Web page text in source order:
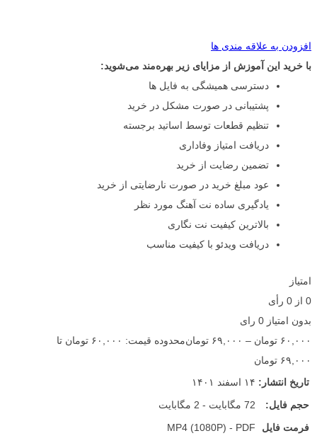
افزودن به علاقه مندی ها
با خرید این آموزش از مزایای زیر بهره‌مند می‌شوید:
دسترسی همیشگی به فایل ها
پشتیبانی در صورت مشکل در خرید
تنظیم قطعات توسط اساتید برجسته
دریافت امتیاز وفاداری
تضمین رضایت از خرید
عود مبلغ خرید در صورت نارضایتی از خرید
یادگیری ساده نت آهنگ مورد نظر
بالاترین کیفیت نت نگاری
دریافت ویدئو با کیفیت مناسب
امتیاز
0 از 0 رأی
بدون امتیاز 0 رای
۶۰,۰۰۰ تومان – ۶۹,۰۰۰ تومان
محدوده قیمت: ۶۰,۰۰۰ تومان تا
۶۹,۰۰۰ تومان
تاریخ انتشار: ۱۴ اسفند ۱۴۰۱
حجم فایل:
72 مگابایت - 2 مگابایت
فرمت فایل
MP4 (1080P) - PDF